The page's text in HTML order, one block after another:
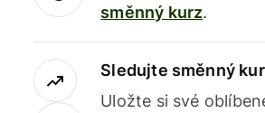
směnný kurz.
Sledujte směnný
Uložte si své